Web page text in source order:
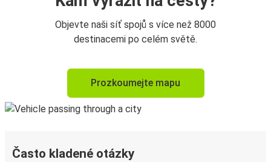
Objevte naši síť spojů s více než 8000
destinacemi po celém světě.
Prozkoumejte mapu
Často kladené otázky